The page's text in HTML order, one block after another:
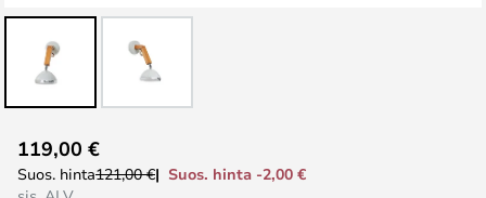
to
the
119,00 €
Suos. hinta121,00 €
Suos. hinta -2,00 €